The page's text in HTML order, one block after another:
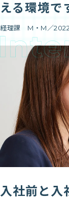
える環境で
経理課 M・M／
入社前と入